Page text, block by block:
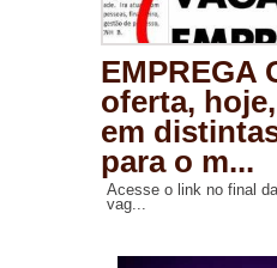
EMPREGA
oferta,
em
para o m...
Acesse o link no final
vag...